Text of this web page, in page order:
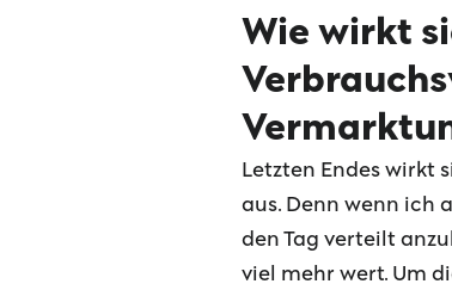
Wie wirkt
Letzten Endes wirkt
aus. Denn wenn ich
den Tag verteilt
viel mehr wert. Um